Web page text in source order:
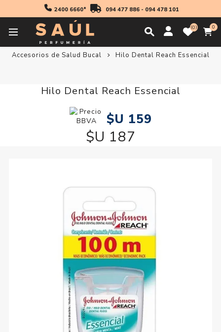
2400 6660* 094 477 886- 094 478 101
0 0
Inicio Higiene
Accesorios de Salud Bucal
Hilo Dental Reach Essencial
Hilo Dental Reach Essencial
$U 159
$U 187